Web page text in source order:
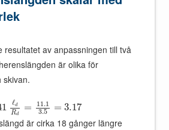
resultatet av anpassningen till två
är olika för
skivan.
ℓd
Rd
=
11.1
3.5
= 3.17
är cirka 18 gånger längre